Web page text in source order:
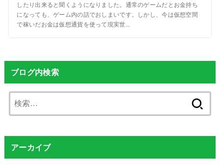
したり出来ると聞くようになりました。通常のゲームだとお金持ち
になっても、ゲーム内の話でおしまいです。しかし、今は仮想空間
で稼いだお金は仮想通貨を使って現実世...
ブログ内検索
索:
アーカイブ